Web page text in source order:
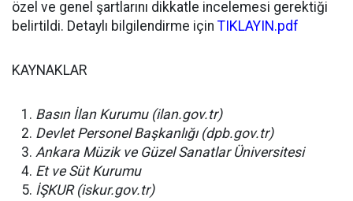
özel ve genel şartlarını dikkatle incelemesi gerektiği
belirtildi. Detaylı bilgilendirme için TIKLAYIN.pdf
KAYNAKLAR
Basın İlan Kurumu (ilan.gov.tr)
Devlet Personel Başkanlığı (dpb.gov.tr)
Ankara Müzik ve Güzel Sanatlar Üniversitesi
Et ve Süt Kurumu
İŞKUR (iskur.gov.tr)